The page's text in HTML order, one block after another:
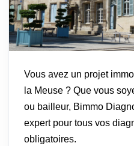
Vous avez un projet
la Meuse ? Que vous
ou bailleur, Bimmo
expert pour tous vos
obligatoires.